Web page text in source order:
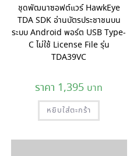
ชุดพัฒนาซอฟต์แวร์ HawkEye
TDA SDK อ่านบัตรประชาชนบน
ระบบ Android พอร์ต USB Type-
C ไม่ใช้ License File รุ่น
TDA39VC
1,395
หยิบใส่ตะกร้า